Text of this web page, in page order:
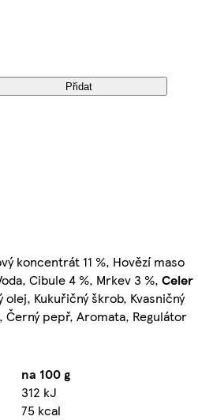
Přidat
koncentrát 11 %, Hovězí maso
Cibule 4 %, Mrkev 3 %, Celer
olej, Kukuřičný škrob, Kvasničný
pepř, Aromata, Regulátor
na 100 g
312 kJ
75 kcal